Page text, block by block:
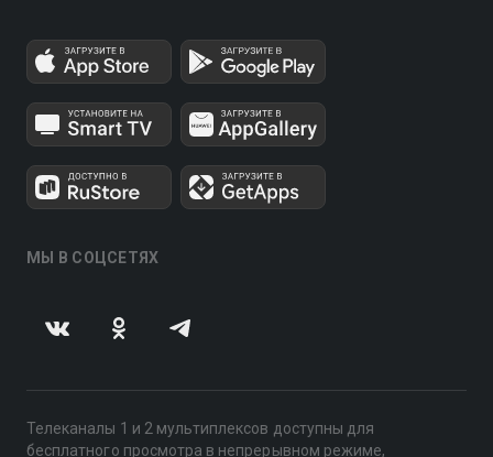
МЫ В СОЦСЕТЯХ
Телеканалы 1 и 2 мультиплексов доступны для
бесплатного просмотра в непрерывном режиме,